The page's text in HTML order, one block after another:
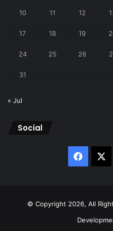
10 11 12
17 18 19
24 25 26
31
« Jul
Social
© Copyright 2026, All